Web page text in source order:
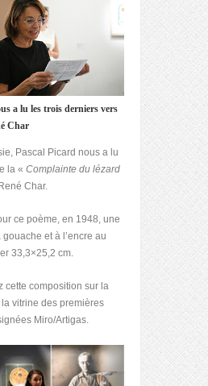
a lu les trois derniers vers
Char
Pascal Picard nous a lu
la « Complainte du lézard
Char.
ce poème, en 1948, une
et à l’encre au
33,3×25,2 cm.
cette composition sur la
vitrine des premières
Miro/Artigas.